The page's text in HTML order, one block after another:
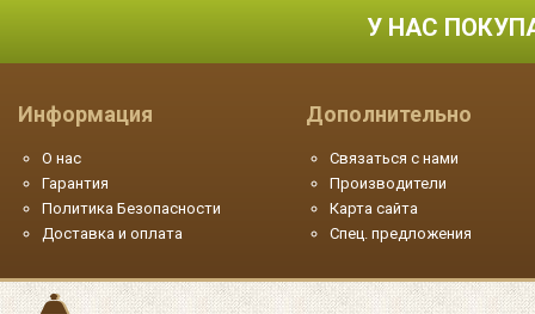
У НАС
Информация
О нас
Гарантия
Политика Безопасности
Доставка и оплата
Дополнительно
Связаться с нами
Производители
Карта сайта
Спец. предложения